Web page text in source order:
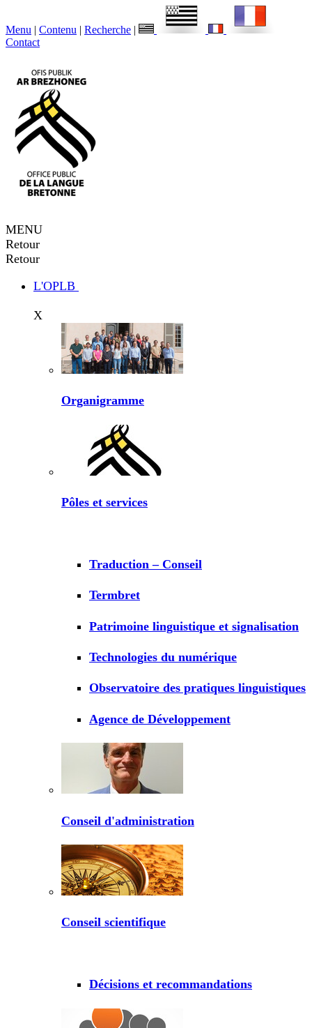
Menu | Contenu | Recherche |
Contact
MENU
Retour
Retour
L'OPLB
X
Organigramme
Pôles et services
Traduction – Conseil
Termbret
Patrimoine linguistique et signalisation
Technologies du numérique
Observatoire des pratiques linguistiques
Agence de Développement
Conseil d'administration
Conseil scientifique
Décisions et recommandations